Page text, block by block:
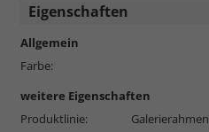
Eigenschaften
Allgemein
Farbe:
weitere Eigenschaften
Produktlinie:
Galerierahmen